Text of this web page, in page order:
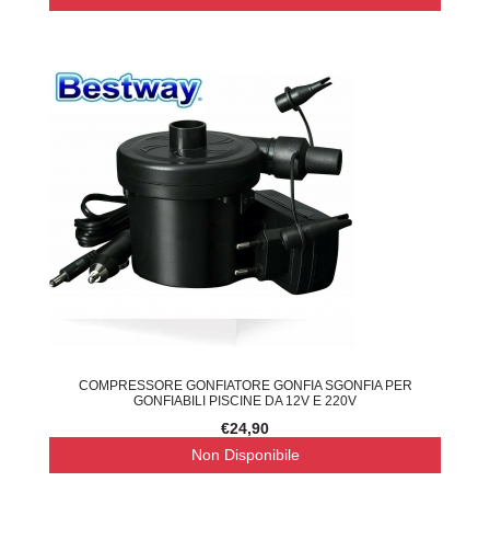
COMPRESSORE GONFIATORE GONFIA SGONFIA PER
GONFIABILI PISCINE DA 12V E 220V
€24,90
Non Disponibile